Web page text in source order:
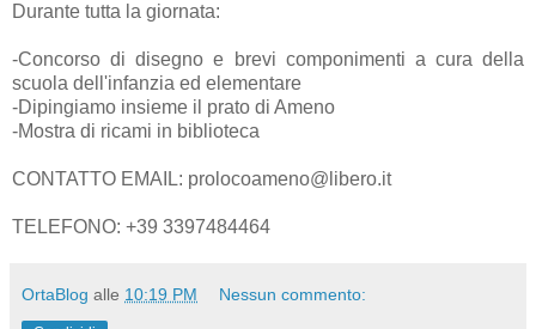
Durante tutta la giornata:
-Concorso di disegno e brevi componimenti a cura della
scuola dell'infanzia ed elementare
-Dipingiamo insieme il prato di Ameno
-Mostra di ricami in biblioteca
CONTATTO EMAIL: prolocoameno@libero.it
TELEFONO: +39 3397484464
OrtaBlog alle 10:19 PM Nessun commento: